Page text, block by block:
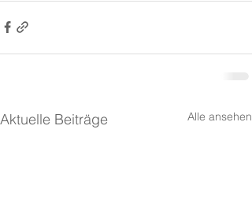
Aktuelle Beiträge Alle ansehen